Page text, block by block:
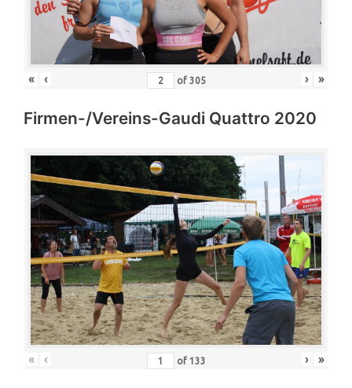
« ‹ of 305 › »
Firmen-/Vereins-Gaudi Quattro 2020
« ‹ of 133 › »